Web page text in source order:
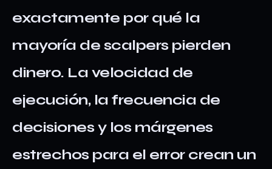
exactamente por qué la
mayoría de scalpers pierden
dinero. La velocidad de
ejecución, la frecuencia de
decisiones y los márgenes
estrechos para el error crean un